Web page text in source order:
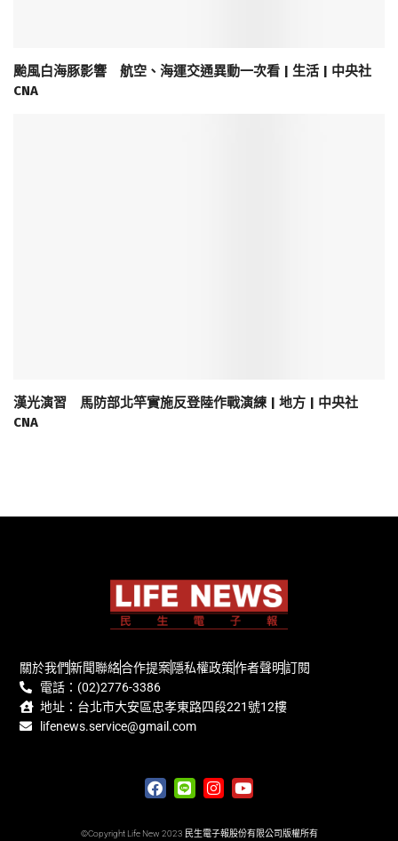
颱風白海豚影響 航空、海運交通異動一次看 | 生活 | 中央社
CNA
漢光演習 馬防部北竿實施反登陸作戰演練 | 地方 | 中央社
CNA
關於我們新聞聯絡合作提案隱私權政策作者聲明訂閱
電話：(02)2776-3386
地址：台北市大安區忠孝東路四段221號12樓
lifenews.service@gmail.com
©Copyright Life New 2023 民生電子報股份有限公司版權所有